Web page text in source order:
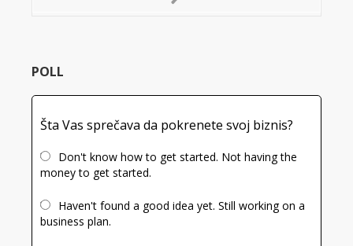
Next
POLL
Šta Vas sprečava da pokrenete svoj biznis?
Don't know how to get started. Not having the
money to get started.
Haven't found a good idea yet. Still working on a
business plan.